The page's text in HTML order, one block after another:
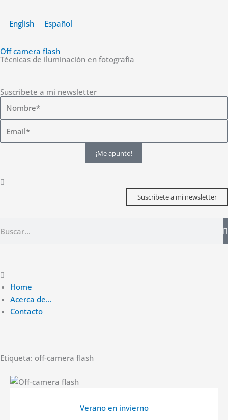
contenido
English Español
Off camera flash
Técnicas de iluminación en fotografía
Suscribete a mi newsletter
¡Me apunto!
Suscribete a mi newsletter
Main
MenuHome
Acerca de…
Contacto
Etiqueta: off-camera flash
Verano en invierno